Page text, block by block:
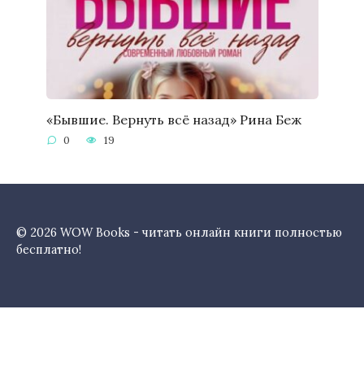
«Бывшие. Вернуть всё назад» Рина Беж
0 19
© 2026 WOW Books - читать онлайн книги полностью
бесплатно!